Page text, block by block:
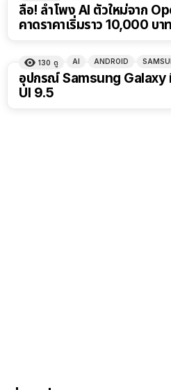
ลือ! ลำโพง AI ตัวใหม่จาก
คาดราคาเริ่มราว 10,000 บาท
130 ดู AI ANDROID
อุปกรณ์ Samsung Galaxy
UI 9.5